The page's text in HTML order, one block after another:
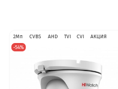
2Мп CVBS AHD TVI CVI
АКЦИЯ
-54%